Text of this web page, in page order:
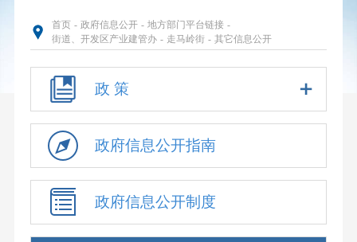
首页 - 政府信息公开 - 地方部门平台链接 -
街道、开发区产业建管办 - 走马岭街 - 其它信息公开
政 策
政府信息公开指南
政府信息公开制度